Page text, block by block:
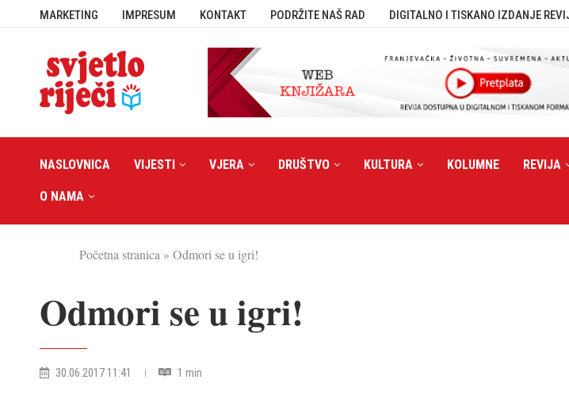
MARKETING IMPRESUM KONTAKT PODRŽITE NAŠ RAD DIGITALNO I TISKANO IZDANJE
NASLOVNICA VIJESTI VJERA DRUŠTVO KULTURA KOLUMNE REVIJA
O NAMA
Početna stranica » Odmori se u igri!
Odmori se u igri!
30.06.2017 11:41 1 min